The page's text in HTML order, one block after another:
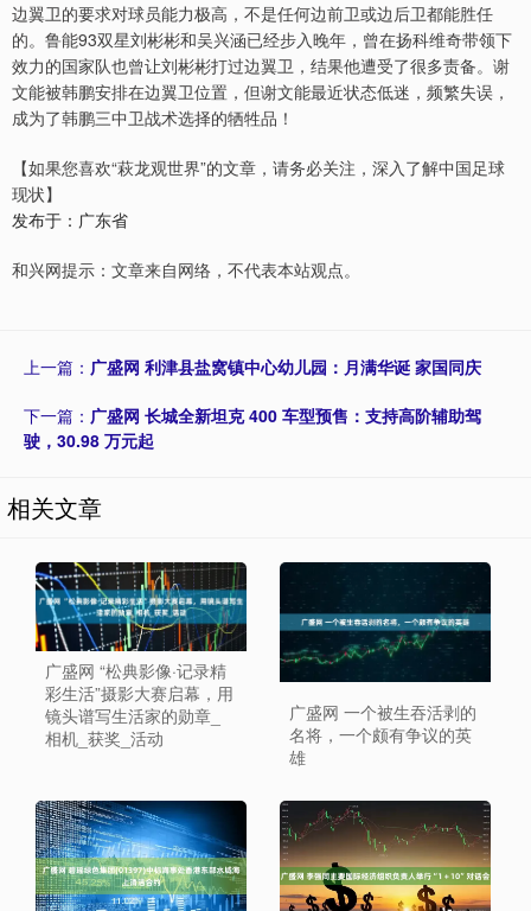
边翼卫的要求对球员能力极高，不是任何边前卫或边后卫都能胜任
的。鲁能93双星刘彬彬和吴兴涵已经步入晚年，曾在扬科维奇带领下
效力的国家队也曾让刘彬彬打过边翼卫，结果他遭受了很多责备。谢
文能被韩鹏安排在边翼卫位置，但谢文能最近状态低迷，频繁失误，
成为了韩鹏三中卫战术选择的牺牲品！
【如果您喜欢“萩龙观世界”的文章，请务必关注，深入了解中国足球
现状】
发布于：广东省
和兴网提示：文章来自网络，不代表本站观点。
上一篇： 广盛网 利津县盐窝镇中心幼儿园：月满华诞 家国同庆
下一篇： 广盛网 长城全新坦克 400 车型预售：支持高阶辅助驾
驶，30.98 万元起
相关文章
广盛网 “松典影像·记录精
彩生活”摄影大赛启幕，用
镜头谱写生活家的勋章_
相机_获奖_活动
广盛网 一个被生吞活剥的
名将，一个颇有争议的英
雄